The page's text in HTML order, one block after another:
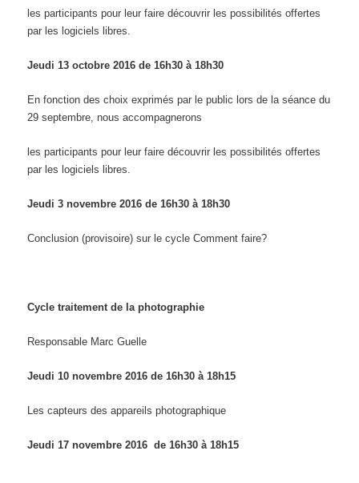
les participants pour leur faire découvrir les possibilités offertes
par les logiciels libres.
Jeudi 13 octobre 2016 de 16h30 à 18h30
En fonction des choix exprimés par le public lors de la séance du
29 septembre, nous accompagnerons
les participants pour leur faire découvrir les possibilités offertes
par les logiciels libres.
Jeudi 3 novembre 2016 de16h30 à18h30
Conclusion (provisoire) sur le cycle Comment faire?
Cycle traitement de la photographie
Responsable Marc Guelle
Jeudi 10 novembre 2016 de 16h30 à 18h15
Les capteurs des appareils photographique
Jeudi 17 novembre 2016 de16h30 à18h15